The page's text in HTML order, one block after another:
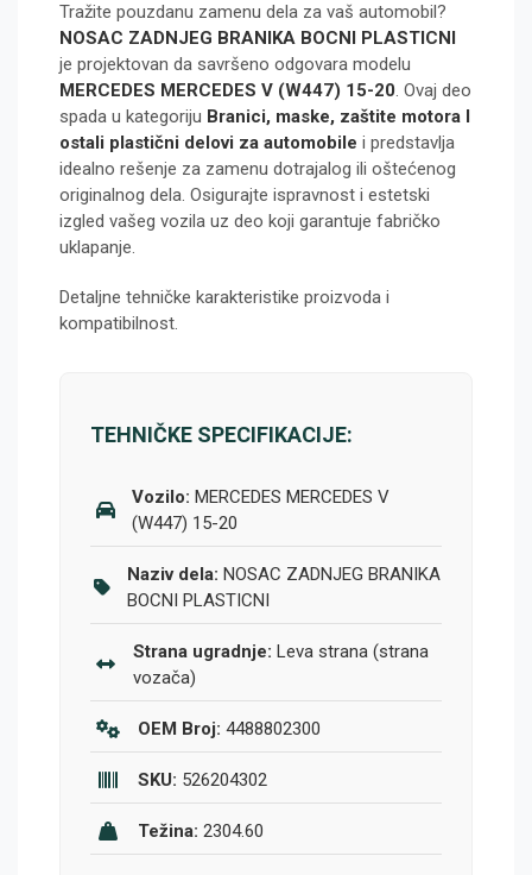
Tražite pouzdanu zamenu dela za vaš automobil?
NOSAC ZADNJEG BRANIKA BOCNI PLASTICNI
je projektovan da savršeno odgovara modelu
MERCEDES MERCEDES V (W447) 15-20. Ovaj deo
spada u kategoriju Branici, maske, zaštite motora I
ostali plastični delovi za automobile i predstavlja
idealno rešenje za zamenu dotrajalog ili oštećenog
originalnog dela. Osigurajte ispravnost i estetski
izgled vašeg vozila uz deo koji garantuje fabričko
uklapanje.
Detaljne tehničke karakteristike proizvoda i
kompatibilnost.
TEHNIČKE SPECIFIKACIJE:
Vozilo: MERCEDES MERCEDES V
(W447) 15-20
Naziv dela: NOSAC ZADNJEG BRANIKA
BOCNI PLASTICNI
Strana ugradnje: Leva strana (strana
vozača)
OEM Broj: 4488802300
SKU: 526204302
Težina: 2304.60